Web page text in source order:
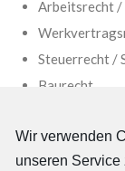
Arbeitsrecht /
Steuerrecht /
Baurecht
Vertragsrecht
Wir verwenden
unseren Service